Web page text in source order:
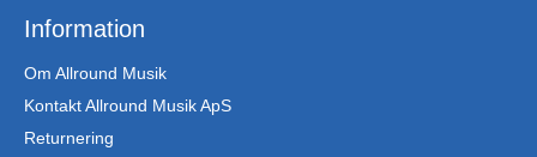
Information
Om Allround Musik
Kontakt Allround Musik ApS
Returnering